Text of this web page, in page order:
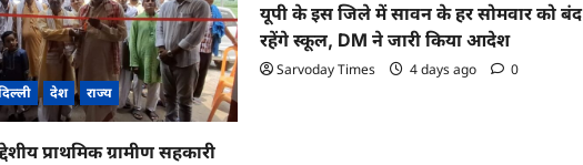
देश राज्य
प्राथमिक ग्रामीण सहकारी
यूपी के इस जिले में सावन के हर सोमवार को बंद
रहेंगे स्कूल, DM ने जारी किया आदेश
Sarvoday Times 4 days ago 0